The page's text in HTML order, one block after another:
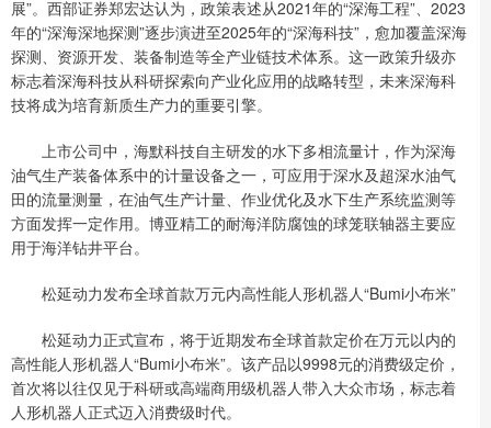
展”。西部证券郑宏达认为，政策表述从2021年的“深海工程”、2023
年的“深海深地探测”逐步演进至2025年的“深海科技”，愈加覆盖深海
探测、资源开发、装备制造等全产业链技术体系。这一政策升级亦
标志着深海科技从科研探索向产业化应用的战略转型，未来深海科
技将成为培育新质生产力的重要引擎。
上市公司中，海默科技自主研发的水下多相流量计，作为深海
油气生产装备体系中的计量设备之一，可应用于深水及超深水油气
田的流量测量，在油气生产计量、作业优化及水下生产系统监测等
方面发挥一定作用。博亚精工的耐海洋防腐蚀的球笼联轴器主要应
用于海洋钻井平台。
松延动力发布全球首款万元内高性能人形机器人“Bumi小布米”
松延动力正式宣布，将于近期发布全球首款定价在万元以内的
高性能人形机器人“Bumi小布米”。该产品以9998元的消费级定价，
首次将以往仅见于科研或高端商用级机器人带入大众市场，标志着
人形机器人正式迈入消费级时代。